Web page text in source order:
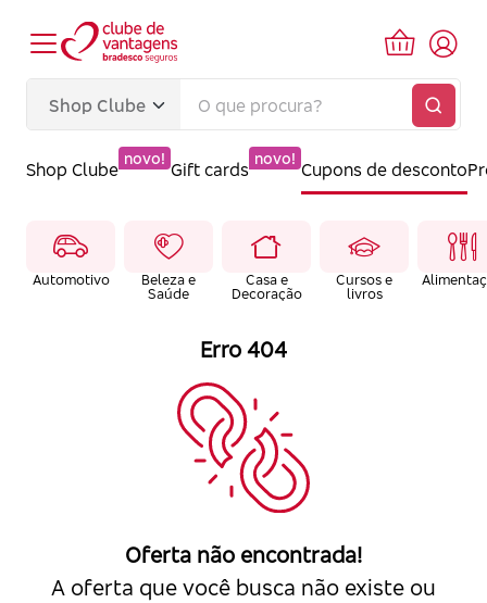
Shop Clube
novo!
Gift cards
novo!
Cupons de desconto
Automotivo
Beleza e
Saúde
Casa e
Decoração
Cursos e
livros
Erro 404
Oferta não encontrada!
A oferta que você busca não existe ou